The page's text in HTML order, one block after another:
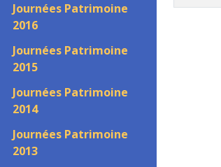
Journées Patrimoine
2016
Journées Patrimoine
2015
Journées Patrimoine
2014
Journées Patrimoine
2013